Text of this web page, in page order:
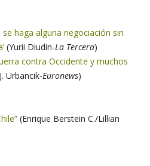
haga alguna negociación sin
(Yurii Diudin-La Tercera)
contra Occidente y muchos
Urbancik-Euronews)
(Enrique Berstein C./Lillian